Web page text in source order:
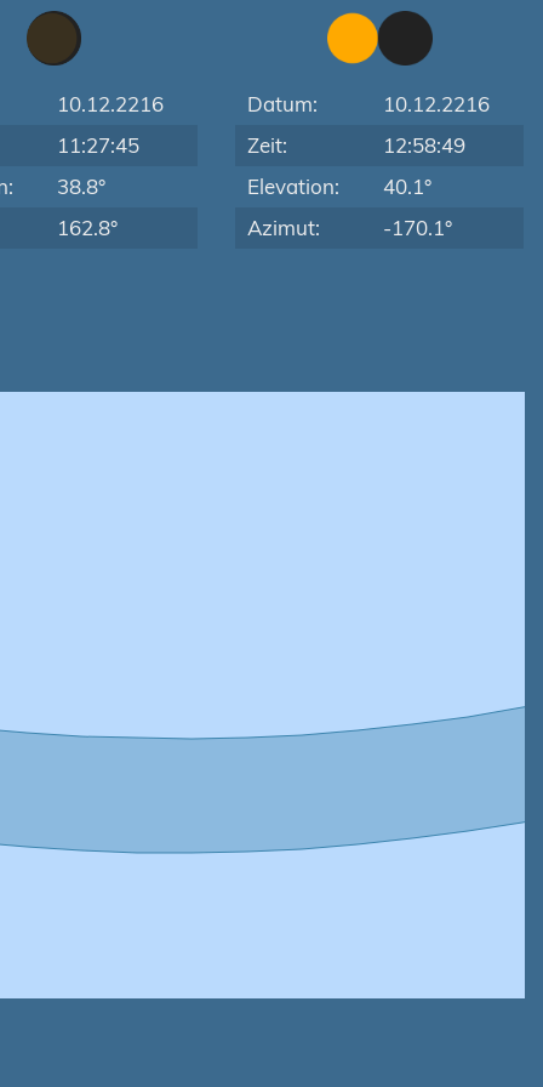
10.12.2216
11:27:45
38.8°
162.8°
Datum:
10.12.2216
Zeit:
12:58:49
Elevation:
40.1°
Azimut:
-170.1°